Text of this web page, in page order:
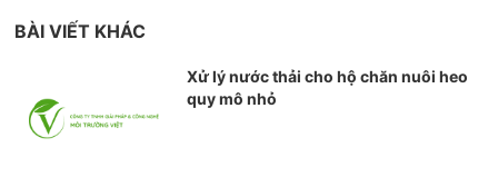
BÀI VIẾT KHÁC
Xử lý nước thải cho hộ chăn nuôi heo
quy mô nhỏ